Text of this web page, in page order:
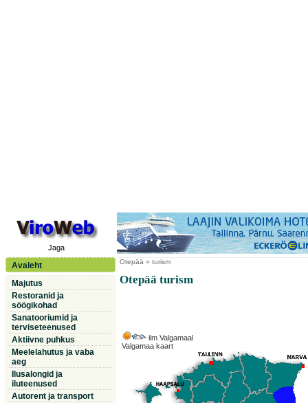
Jaga
Avaleht
Majutus
Restoranid ja
söögikohad
Sanatooriumid ja
terviseteenused
Aktiivne puhkus
Meelelahutus ja vaba
aeg
Ilusalongid ja
iluteenused
Autorent ja transport
Otepää » turism
Otepää turism
ilm Valgamaal
Valgamaa kaart